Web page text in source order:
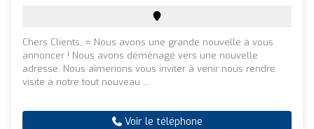
Chers Clients, ⭐️ Nous avons une grande nouvelle à vous
annoncer ! Nous avons déménagé vers une nouvelle
adresse. Nous aimerions vous inviter à venir nous rendre
visite à notre tout nouveau ...
Voir le téléphone